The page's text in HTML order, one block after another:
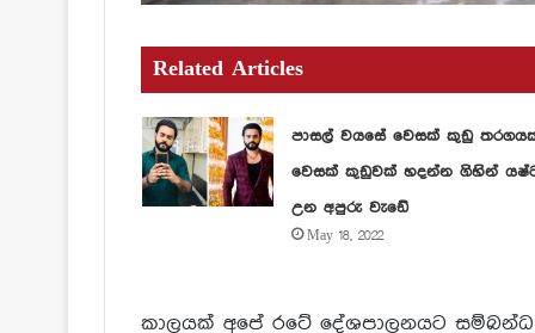
Related Articles
පාසල් වයසේ වෙසක් කුඩු
වෙසක් කුඩුවක් හදන්න ගිහින්
උන අපුරු වැඩේ
May 18, 2022
කාලයක් අපේ රටේ දේශපාලනයට